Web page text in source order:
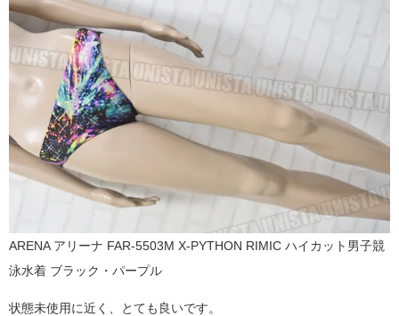
ARENA アリーナ FAR-5503M X-PYTHON RIMIC ハイカット男子競
泳水着 ブラック・パープル
状態未使用に近く、とても良いです。